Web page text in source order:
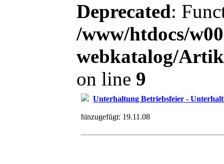
Deprecated:
/www/htdocs/
webkatalog/
on line 9
Unterhaltung Betriebsfeier -
hinzugefügt: 19.11.08